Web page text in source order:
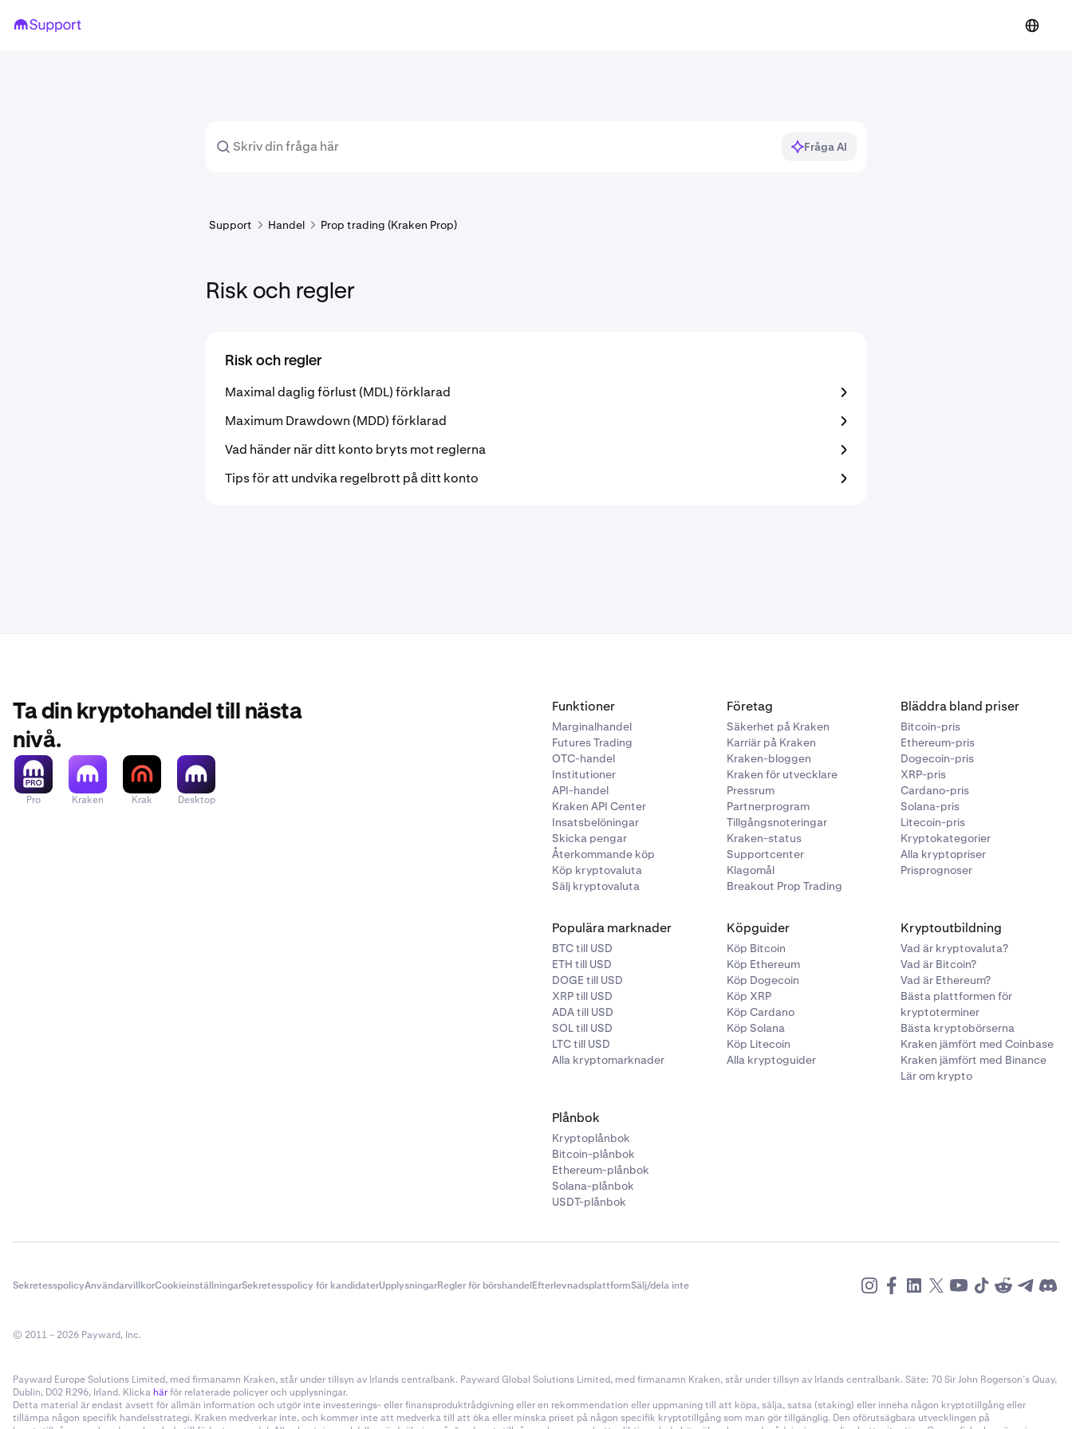
Fråga AI
Support Handel Prop trading (Kraken Prop)
Risk och regler
Risk och regler
Maximal daglig förlust (MDL) förklarad
Maximum Drawdown (MDD) förklarad
Vad händer när ditt konto bryts mot reglerna
Tips för att undvika regelbrott på ditt konto
Ta din kryptohandel till nästa
nivå.
Pro Kraken Krak Desktop
Funktioner
Marginalhandel
Futures Trading
OTC-handel
Institutioner
API-handel
Kraken API Center
Insatsbelöningar
Skicka pengar
Återkommande köp
Köp kryptovaluta
Sälj kryptovaluta
Företag
Säkerhet på Kraken
Karriär på Kraken
Kraken-bloggen
Kraken för utvecklare
Pressrum
Partnerprogram
Tillgångsnoteringar
Kraken-status
Supportcenter
Klagomål
Breakout Prop Trading
Bläddra bland priser
Bitcoin-pris
Ethereum-pris
Dogecoin-pris
XRP-pris
Cardano-pris
Solana-pris
Litecoin-pris
Kryptokategorier
Alla kryptopriser
Prisprognoser
Populära marknader
BTC till USD
ETH till USD
DOGE till USD
XRP till USD
ADA till USD
SOL till USD
LTC till USD
Alla kryptomarknader
Köpguider
Köp Bitcoin
Köp Ethereum
Köp Dogecoin
Köp XRP
Köp Cardano
Köp Solana
Köp Litecoin
Alla kryptoguider
Kryptoutbildning
Vad är kryptovaluta?
Vad är Bitcoin?
Vad är Ethereum?
Bästa plattformen för
kryptoterminer
Bästa kryptobörserna
Kraken jämfört med Coinbase
Kraken jämfört med Binance
Lär om krypto
Plånbok
Kryptoplånbok
Bitcoin-plånbok
Ethereum-plånbok
Solana-plånbok
USDT-plånbok
SekretesspolicyAnvändarvillkorCookieinställningarSekretesspolicy för kandidaterUpplysningarRegler för börshandelEfterlevnadsplattformSälj/dela inte
© 2011 – 2026 Payward, Inc.
Payward Europe Solutions Limited, med firmanamn Kraken, står under tillsyn av Irlands centralbank. Payward Global Solutions Limited, med firmanamn Kraken, står under tillsyn av Irlands centralbank. Säte: 70 Sir John Rogerson’s Quay,
Dublin, D02 R296, Irland. Klicka härför relaterade policyer och upplysningar.
Detta material är endast avsett för allmän information och utgör inte investerings- eller finansproduktrådgivning eller en rekommendation eller uppmaning till att köpa, sälja, satsa (staking) eller inneha någon kryptotillgång eller
tillämpa någon specifik handelsstrategi. Kraken medverkar inte, och kommer inte att medverka till att öka eller minska priset på någon specifik kryptotillgång som man gör tillgänglig. Den oförutsägbara utvecklingen på